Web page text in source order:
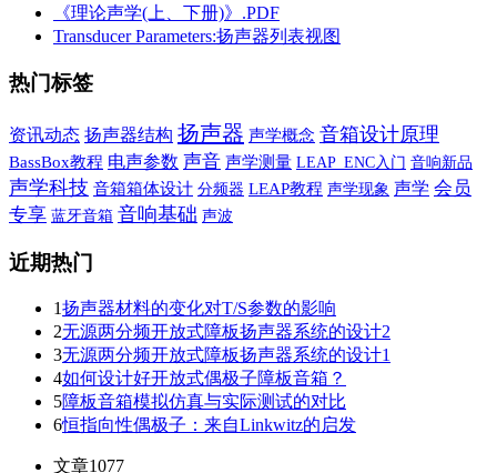
《理论声学(上、下册)》.PDF
Transducer Parameters:扬声器列表视图
热门标签
资讯动态 扬声器结构 扬声器 声学概念 音箱设计原理
BassBox教程 电声参数 声音 声学测量 LEAP_ENC入门 音响新品
声学科技 音箱箱体设计 分频器 LEAP教程 声学现象 声学 会员
专享 蓝牙音箱 音响基础 声波
近期热门
1扬声器材料的变化对T/S参数的影响
2无源两分频开放式障板扬声器系统的设计2
3无源两分频开放式障板扬声器系统的设计1
4如何设计好开放式偶极子障板音箱？
5障板音箱模拟仿真与实际测试的对比
6恒指向性偶极子：来自Linkwitz的启发
文章1077